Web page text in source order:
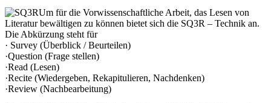
Um für die Vorwissenschaftliche Arbeit, das Lesen von
Literatur bewältigen zu können bietet sich die SQ3R – Technik an.
Die Abkürzung steht für
· Survey (Überblick / Beurteilen)
·Question (Frage stellen)
·Read (Lesen)
·Recite (Wiedergeben, Rekapitulieren, Nachdenken)
·Review (Nachbearbeitung)